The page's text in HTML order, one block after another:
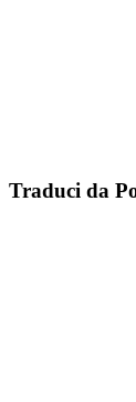
Traduci da